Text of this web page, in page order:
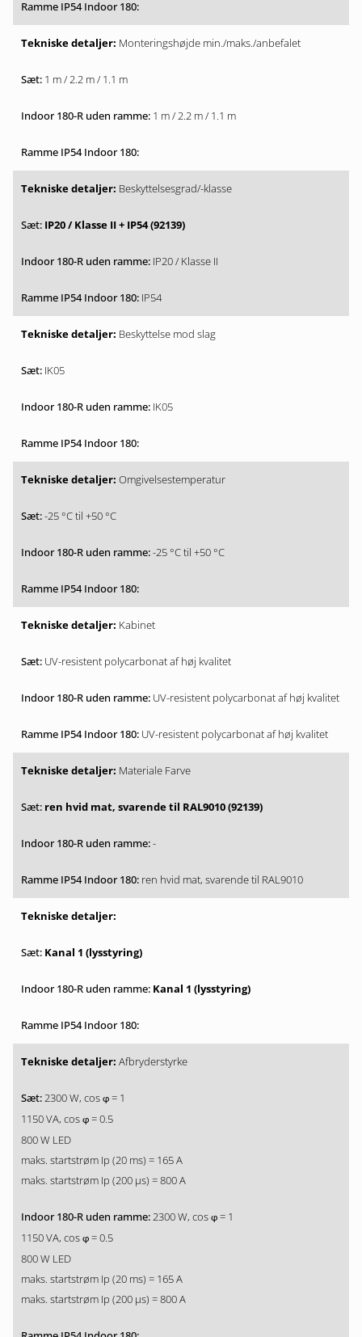
Monteringshøjde min./maks./anbefalet
1 m / 2.2 m / 1.1 m
1 m / 2.2 m / 1.1 m
Beskyttelsesgrad/-klasse
IP20 / Klasse II + IP54 (92139)
IP20 / Klasse II
IP54
Beskyttelse mod slag
IK05
IK05
Omgivelsestemperatur
-25 °C til +50 °C
-25 °C til +50 °C
Kabinet
UV-resistent polycarbonat af høj kvalitet
UV-resistent polycarbonat af høj kvalitet
UV-resistent polycarbonat af høj kvalitet
Materiale Farve
ren hvid mat, svarende til RAL9010 (92139)
-
ren hvid mat, svarende til RAL9010
Kanal 1 (lysstyring)
Kanal 1 (lysstyring)
Afbryderstyrke
2300 W, cos φ = 1
1150 VA, cos φ = 0.5
800 W LED
maks. startstrøm Ip (20 ms) = 165 A
maks. startstrøm Ip (200 µs) = 800 A
2300 W, cos φ = 1
1150 VA, cos φ = 0.5
800 W LED
maks. startstrøm Ip (20 ms) = 165 A
maks. startstrøm Ip (200 µs) = 800 A